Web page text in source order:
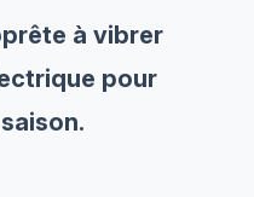
à vibrer
pour